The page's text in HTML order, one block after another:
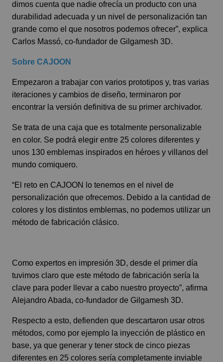
dimos cuenta que nadie ofrecía un producto con una
durabilidad adecuada y un nivel de personalización tan
grande como el que nosotros podemos ofrecer”, explica
Carlos Massó, co-fundador de Gilgamesh 3D.
Sobre CAJOON
Empezaron a trabajar con varios prototipos y, tras varias
iteraciones y cambios de diseño, terminaron por
encontrar la versión definitiva de su primer archivador.
Se trata de una caja que es totalmente personalizable
en color. Se podrá elegir entre 25 colores diferentes y
unos 130 emblemas inspirados en héroes y villanos del
mundo comiquero.
“El reto en CAJOON lo tenemos en el nivel de
personalización que ofrecemos. Debido a la cantidad de
colores y los distintos emblemas, no podemos utilizar un
método de fabricación clásico.
Como expertos en impresión 3D, desde el primer día
tuvimos claro que este método de fabricación sería la
clave para poder llevar a cabo nuestro proyecto”, afirma
Alejandro Abada, co-fundador de Gilgamesh 3D.
Respecto a esto, defienden que descartaron usar otros
métodos, como por ejemplo la inyección de plástico en
base, ya que generar y tener stock de cinco piezas
diferentes en 25 colores sería completamente inviable